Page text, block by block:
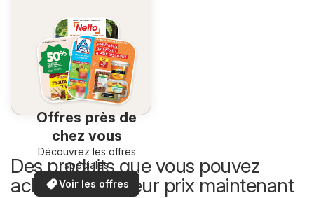
Offres près de
chez vous
Découvrez les offres
spéciales
Voir les offres
Des produits que vous pouvez
acheter à meilleur prix maintenant